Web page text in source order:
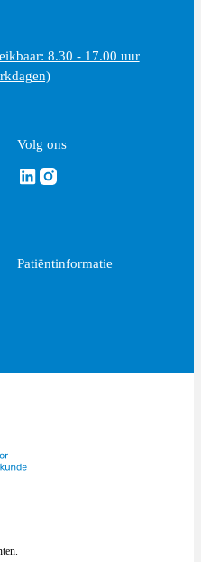
8.30 - 17.00 uur
Volg ons
Volg ons via Linkedin
Volg ons via Instagram
Patiëntinformatie